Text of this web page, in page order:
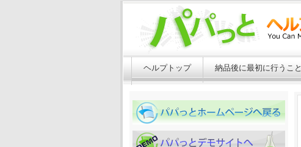
ヘルプトップ 納品後に最初に行うこと
パパっとホームページへ戻る
パパっとホームページへ戻る